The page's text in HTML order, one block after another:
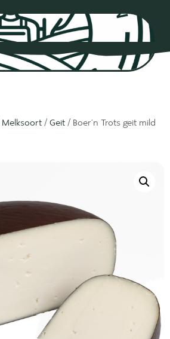
Melksoort / Geit / Boer’n Trots geit mild